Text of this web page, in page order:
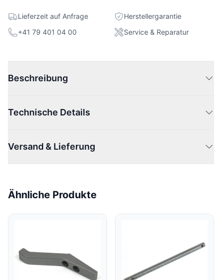
Lieferzeit auf Anfrage
Herstellergarantie
+41 79 401 04 00
Service & Reparatur
Beschreibung
Technische Details
Versand & Lieferung
Ähnliche Produkte